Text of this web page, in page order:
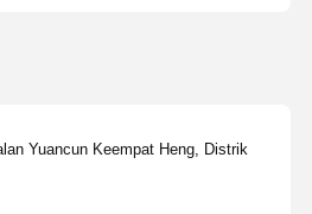
Yuancun Keempat Heng, Distrik